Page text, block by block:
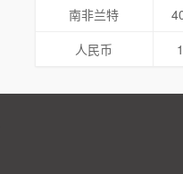
南非兰特
人民币